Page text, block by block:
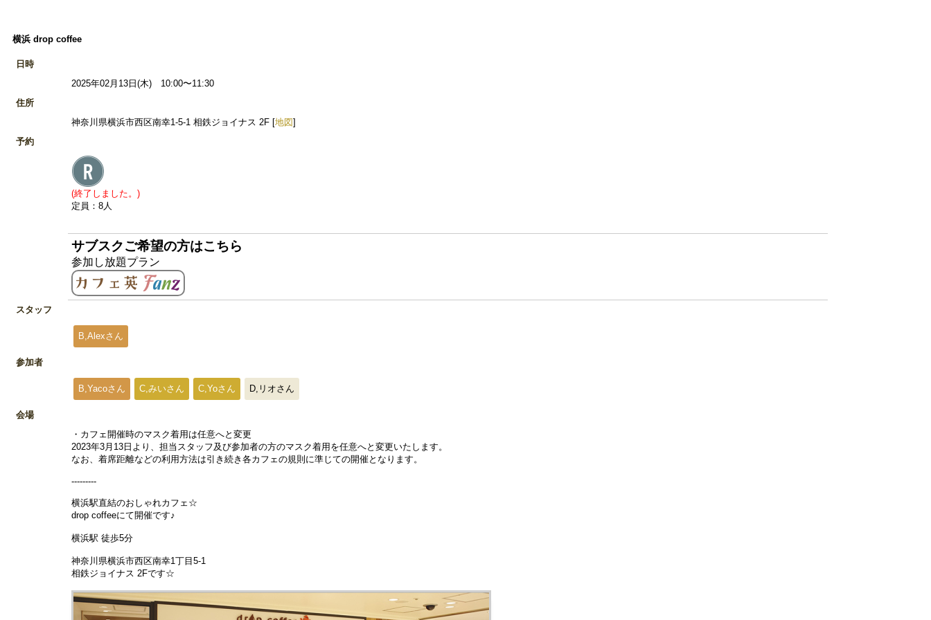
横浜 drop coffee
日時
2025年02月13日(木) 10:00〜11:30
住所
神奈川県横浜市西区南幸1-5-1 相鉄ジョイナス 2F [地図]
予約
(終了しました。)
定員：8人
サブスクご希望の方はこちら
参加し放題プラン
スタッフ
B,Alexさん
参加者
B,Yacoさん C,みいさん C,Yoさん D,リオさん
会場
・カフェ開催時のマスク着用は任意へと変更
2023年3月13日より、担当スタッフ及び参加者の方のマスク着用を任意へと変更いたします。
なお、着席距離などの利用方法は引き続き各カフェの規則に準じての開催となります。
---------
横浜駅直結のおしゃれカフェ☆
drop coffeeにて開催です♪
横浜駅 徒歩5分
神奈川県横浜市西区南幸1丁目5-1
相鉄ジョイナス 2Fです☆